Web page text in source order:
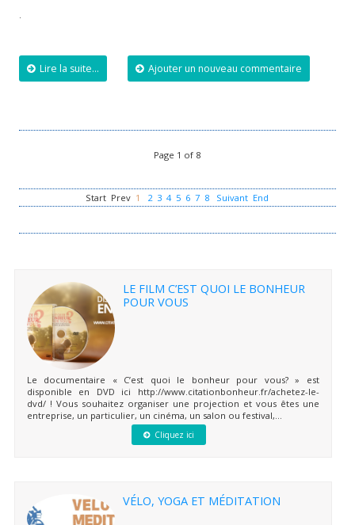
.
Lire la suite... Ajouter un nouveau commentaire
Page 1 of 8
Start Prev 1 2 3 4 5 6 7 8 Suivant End
LE FILM C’EST QUOI LE BONHEUR
POUR VOUS
Le documentaire « C’est quoi le bonheur pour vous? » est
disponible en DVD ici http://www.citationbonheur.fr/achetez-le-
dvd/ ! Vous souhaitez organiser une projection et vous êtes une
entreprise, un particulier, un cinéma, un salon ou festival,...
Cliquez ici
VÉLO, YOGA ET MÉDITATION